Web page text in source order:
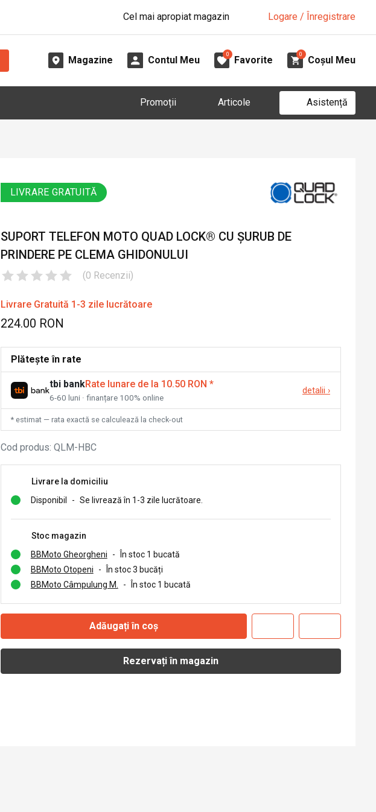
Cel mai apropiat magazin Logare / Înregistrare
Magazine Contul Meu
0
Favorite
0
Coșul Meu
Promoții Articole Asistență
LIVRARE GRATUITĂ
SUPORT TELEFON MOTO QUAD LOCK® CU ȘURUB DE
PRINDERE PE CLEMA GHIDONULUI
(0 Recenzii)
Livrare Gratuită 1-3 zile lucrătoare
224.00 RON
Plătește în rate
tbi bankRate lunare de la 10.50 RON *
6-60 luni · finanțare 100% online
detalii ›
* estimat — rata exactă se calculează la check-out
Cod produs: QLM-HBC
Livrare la domiciliu
Disponibil
- Se livrează în 1-3 zile lucrătoare.
Stoc magazin
BBMoto Gheorgheni
- În stoc 1 bucată
BBMoto Otopeni
- În stoc 3 bucăți
BBMoto Câmpulung M.
- În stoc 1 bucată
Adăugați în coș
Rezervați în magazin